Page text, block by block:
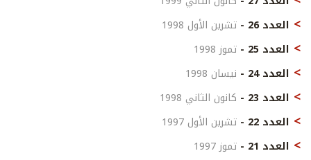
العدد 26 -
تشرين الأول 1998
العدد 25 -
تموز 1998
العدد 24 -
نيسان 1998
العدد 23 -
كانون الثاني 1998
العدد 22 -
تشرين الأول 1997
العدد 21 -
تموز 1997